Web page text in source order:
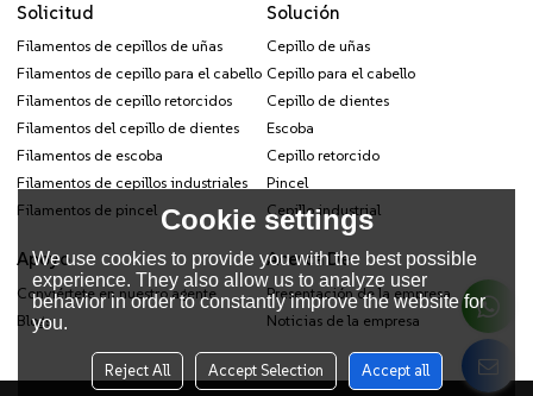
Solicitud
Filamentos de cepillos de uñas
Filamentos de cepillo para el cabello
Filamentos de cepillo retorcidos
Filamentos del cepillo de dientes
Filamentos de escoba
Filamentos de cepillos industriales
Filamentos de pincel
Solución
Cepillo de uñas
Cepillo para el cabello
Cepillo de dientes
Escoba
Cepillo retorcido
Pincel
Cepillo industrial
Apoyo
Conviértete en nuestro agente
Blogs
Acerca De
Presentación de la empresa
Noticias de la empresa
Cookie settings
We use cookies to provide you with the best possible
experience. They also allow us to analyze user
behavior in order to constantly improve the website for
you.
Reject All Accept Selection Accept all